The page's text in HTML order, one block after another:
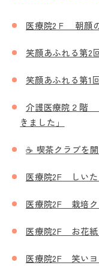
医療院2Ｆ 朝顔
笑顔あふれる第2
笑顔あふれる第1
介護医療院２階
きました」
☕ 喫茶クラブを
医療院2F しいた
医療院2F 栽培ク
医療院2F お花紙
医療院2F 笑いヨ